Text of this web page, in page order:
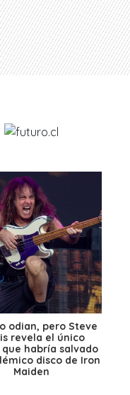
odian, pero Steve
revela el único
habría salvado
disco de Iron
Maiden